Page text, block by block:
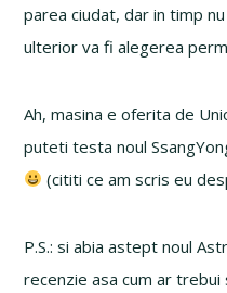
parea ciudat, dar in timp
ulterior va fi alegerea
Ah, masina e oferita de
puteti testa noul
(cititi ce am scris eu
P.S.: si abia astept noul
recenzie asa cum ar trebui